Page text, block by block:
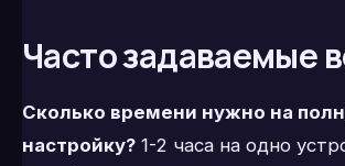
Часто задаваемые
Сколько времени нужно на
настройку? 1-2 часа на одно